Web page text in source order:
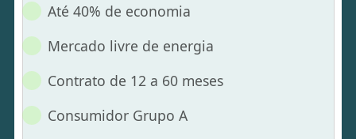
Até 40% de economia
Mercado livre de energia
Contrato de 12 a 60 meses
Consumidor Grupo A